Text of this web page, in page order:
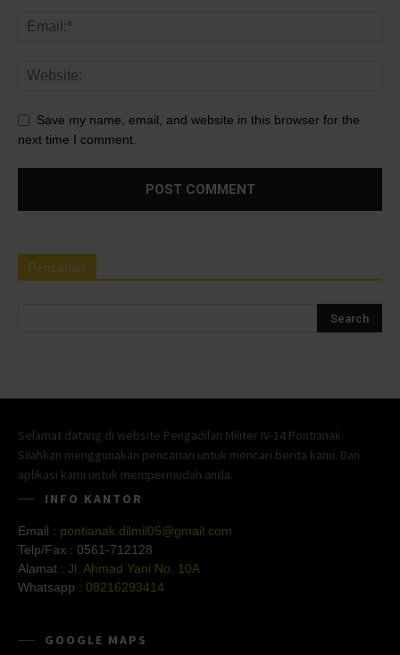
Save my name, email, and website in this browser for the
next time I comment.
Pencarian
Selamat datang di website Pengadilan Militer IV-14 Pontianak.
Silahkan menggunakan pencarian untuk mencari berita kami. Dan
aplikasi kami untuk mempermudah anda.
INFO KANTOR
Email : pontianak.dilmil05@gmail.com
Telp/Fax : 0561-712128
Alamat : Jl. Ahmad Yani No. 10A
Whatsapp : 08216293414
GOOGLE MAPS